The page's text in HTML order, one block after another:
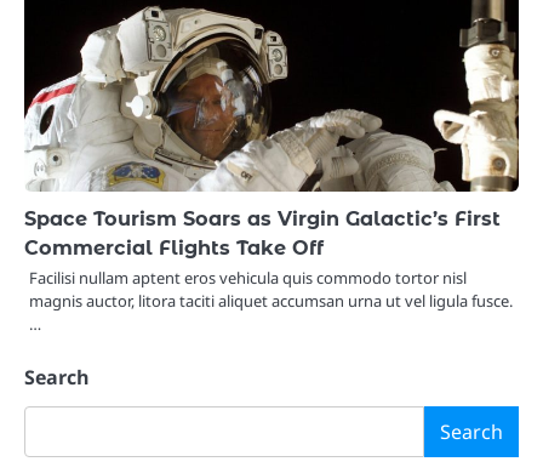
Space Tourism Soars as Virgin Galactic’s First
Commercial Flights Take Off
Facilisi nullam aptent eros vehicula quis commodo tortor nisl
magnis auctor, litora taciti aliquet accumsan urna ut vel ligula fusce.
…
Search
Search